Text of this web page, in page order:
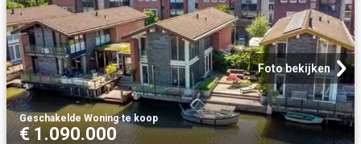
Foto bekijken
Geschakelde Woning·te koop
€ 1.090.000